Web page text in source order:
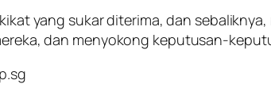
yang sukar diterima, dan
dan menyokong keputusan-